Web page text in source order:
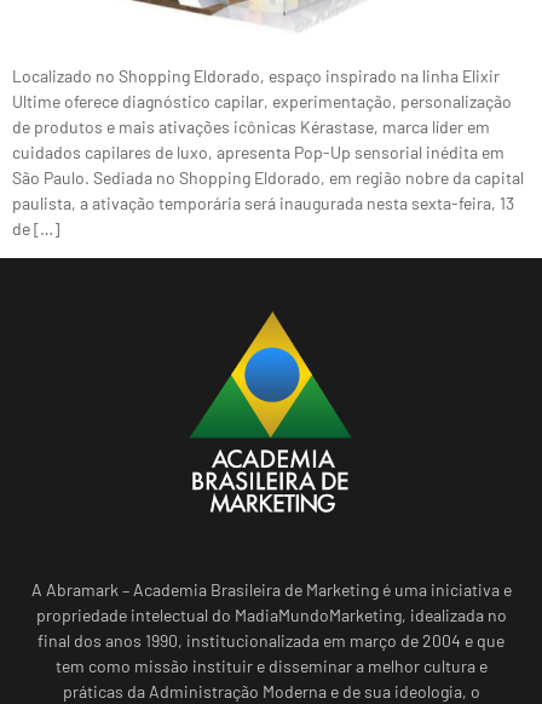
Localizado no Shopping Eldorado, espaço inspirado na linha Elixir
Ultime oferece diagnóstico capilar, experimentação, personalização
de produtos e mais ativações icônicas Kérastase, marca líder em
cuidados capilares de luxo, apresenta Pop-Up sensorial inédita em
São Paulo. Sediada no Shopping Eldorado, em região nobre da capital
paulista, a ativação temporária será inaugurada nesta sexta-feira, 13
de […]
A Abramark – Academia Brasileira de Marketing é uma iniciativa e
propriedade intelectual do MadiaMundoMarketing, idealizada no
final dos anos 1990, institucionalizada em março de 2004 e que
tem como missão instituir e disseminar a melhor cultura e
práticas da Administração Moderna e de sua ideologia, o